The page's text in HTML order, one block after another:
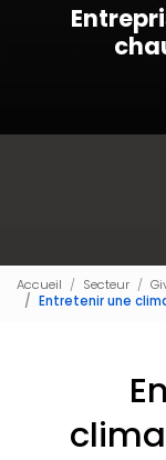
Accueil Secteur
Entretenir une